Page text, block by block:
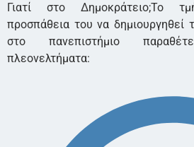
Γιατί στο Δημοκράτειο;Το
προσπάθεια του να δημιουργηθεί
στο πανεπιστήμιο
πλεονελτήματα: